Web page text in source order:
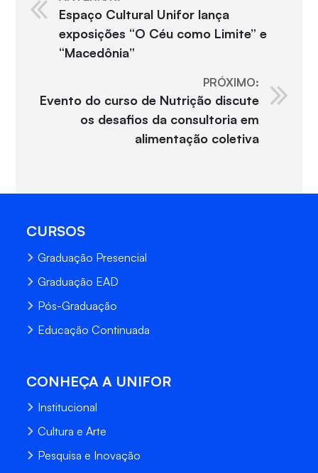
Espaço Cultural Unifor lança
exposições “O Céu como Limite” e
“Macedônia”
PRÓXIMO:
Evento do curso de Nutrição discute
os desafios da consultoria em
alimentação coletiva
CURSOS
Graduação Presencial
Graduação EAD
Pós-Graduação
Educação Continuada
CONHEÇA A UNIFOR
Institucional
Cultura e Arte
Pesquisa e Inovação